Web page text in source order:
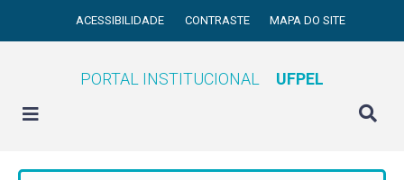
ACESSIBILIDADE CONTRASTE MAPA DO SITE
PORTAL INSTITUCIONAL UFPEL